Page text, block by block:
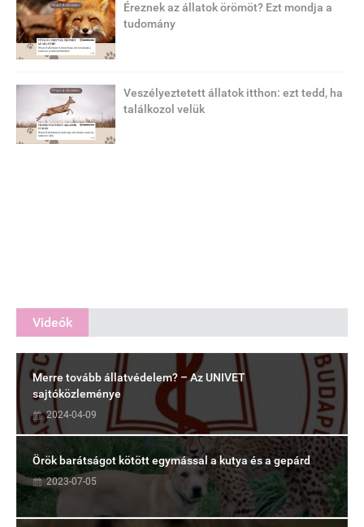
Éreznek az állatok örömöt? Ezt mondja a
tudomány
Veszélyeztetett állatok itthon: ezt tedd, ha
találkozol velük
Videók
Merre tovább állatvédelem? – Az UNIVET
sajtóközleménye
2024-04-09
Örök barátságot kötött egymással a kutya és a gepárd
2023-07-05